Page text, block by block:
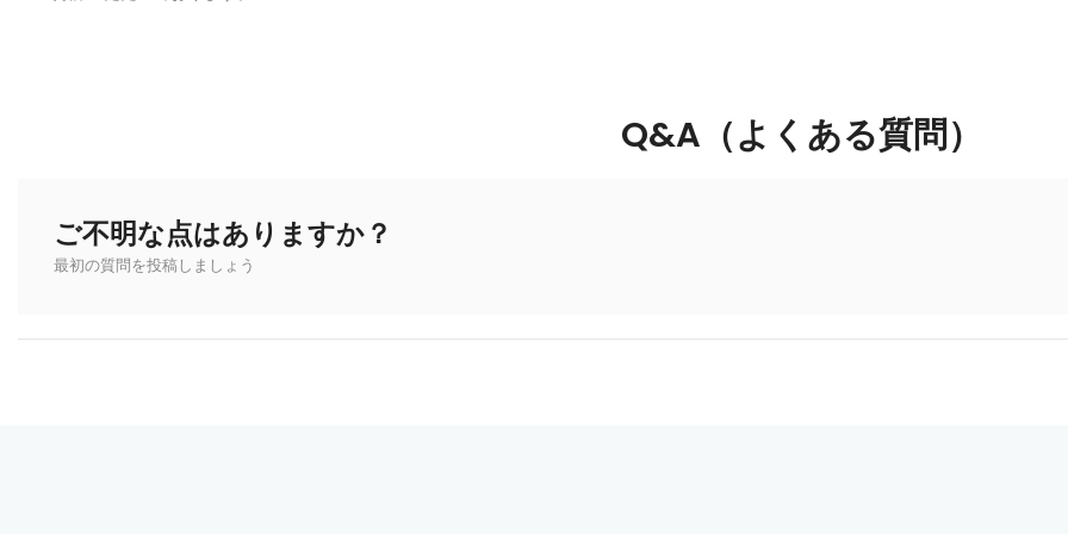
Q&A（よくある質問）
ご不明な点はありますか？
最初の質問を投稿しましょう